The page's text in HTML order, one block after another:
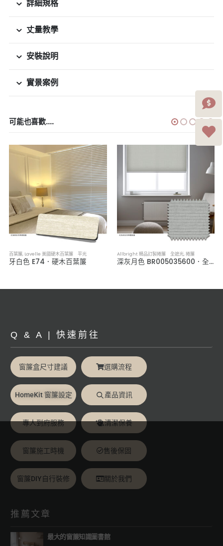
詳細規格
丈量教學
安裝說明
實景案例
可能也喜歡....
百葉簾, Lavelle 美國硬木百葉簾 平光
牙白色 E74．硬木百葉簾
Allbright 精品訂製捲簾 全遮光,捲簾
深灰月色 BR005035600．全遮光捲簾
Q & A | 快速前往
窗簾盒尺寸建議 選購流程
HomeKit 窗簾設定 產品資訊
專人到府服務 清潔保養
窗簾施工時機 售後保固
窗簾DIY自行裝修 關於我們
推薦文章
最大的窗簾知識圖書館